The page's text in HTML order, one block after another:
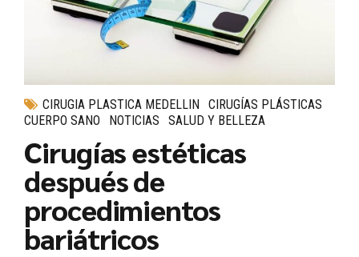
CIRUGIA PLASTICA MEDELLIN
CIRUGÍAS PLÁSTICAS
CUERPO SANO
NOTICIAS SALUD Y BELLEZA
Cirugías estéticas
después de
procedimientos
bariátricos